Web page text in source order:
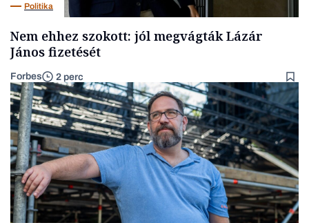
Politika
Nem ehhez szokott: jól megvágták Lázár
János fizetését
Forbes 2 perc